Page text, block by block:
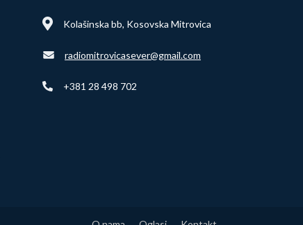
Kolašinska bb, Kosovska Mitrovica
radiomitrovicasever@gmail.com
+381 28 498 702